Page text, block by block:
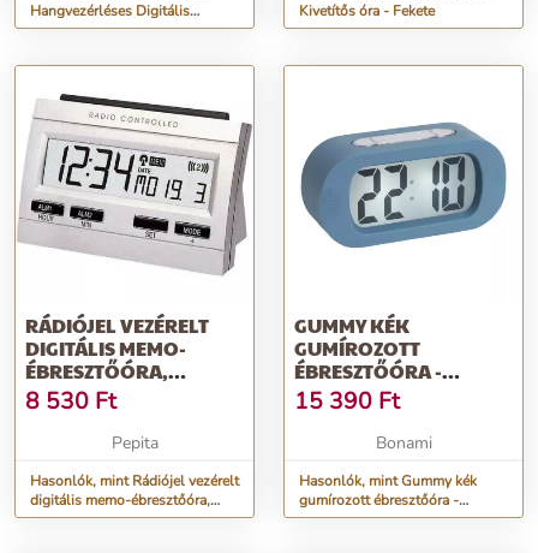
Hangvezérléses Digitális
Ébresztő Óra Naptár Hőmérsék...
Kivetítős óra - Fekete
RÁDIÓJEL VEZÉRELT
DIGITÁLIS MEMO-
ÉBRESZTŐÓRA,
103X69X48 MM,
EZÜST...
8 530 Ft
Pepita
Hasonlók, mint Rádiójel vezérelt
digitális memo-ébresztőóra,
103x69x48 mm, ezüst...
GUMMY KÉK
GUMÍROZOTT
ÉBRESZTŐÓRA -
KARLSSON
15 390 Ft
Bonami
Hasonlók, mint Gummy kék
gumírozott ébresztőóra -
Karlsson